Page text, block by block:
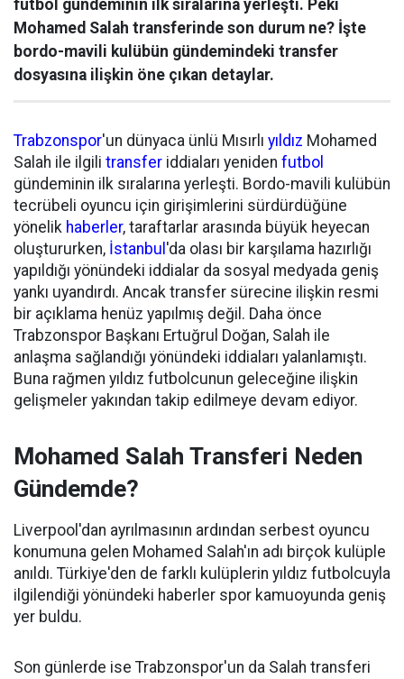
futbol gündeminin ilk sıralarına yerleşti. Peki
Mohamed Salah transferinde son durum ne? İşte
bordo-mavili kulübün gündemindeki transfer
dosyasına ilişkin öne çıkan detaylar.
Trabzonspor'un dünyaca ünlü Mısırlı yıldız Mohamed
Salah ile ilgili transfer iddiaları yeniden futbol
gündeminin ilk sıralarına yerleşti. Bordo-mavili kulübün
tecrübeli oyuncu için girişimlerini sürdürdüğüne
yönelik haberler, taraftarlar arasında büyük heyecan
oluştururken, İstanbul 'da olası bir karşılama hazırlığı
yapıldığı yönündeki iddialar da sosyal medyada geniş
yankı uyandırdı. Ancak transfer sürecine ilişkin resmi
bir açıklama henüz yapılmış değil. Daha önce
Trabzonspor Başkanı Ertuğrul Doğan, Salah ile
anlaşma sağlandığı yönündeki iddiaları yalanlamıştı.
Buna rağmen yıldız futbolcunun geleceğine ilişkin
gelişmeler yakından takip edilmeye devam ediyor.
Mohamed Salah Transferi Neden
Gündemde?
Liverpool'dan ayrılmasının ardından serbest oyuncu
konumuna gelen Mohamed Salah'ın adı birçok kulüple
anıldı. Türkiye'den de farklı kulüplerin yıldız futbolcuyla
ilgilendiği yönündeki haberler spor kamuoyunda geniş
yer buldu.
Son günlerde ise Trabzonspor'un da Salah transferi